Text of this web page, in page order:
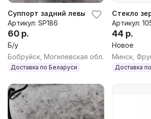
Суппорт задний левый Volvo V70, 1998
Артикул: SP186
60 р.
Б/у
Бобруйск, Могилевская обл.
Доставка по Беларуси
Стекло
Артикул:
44 р.
Новое
Минск,
Доставка